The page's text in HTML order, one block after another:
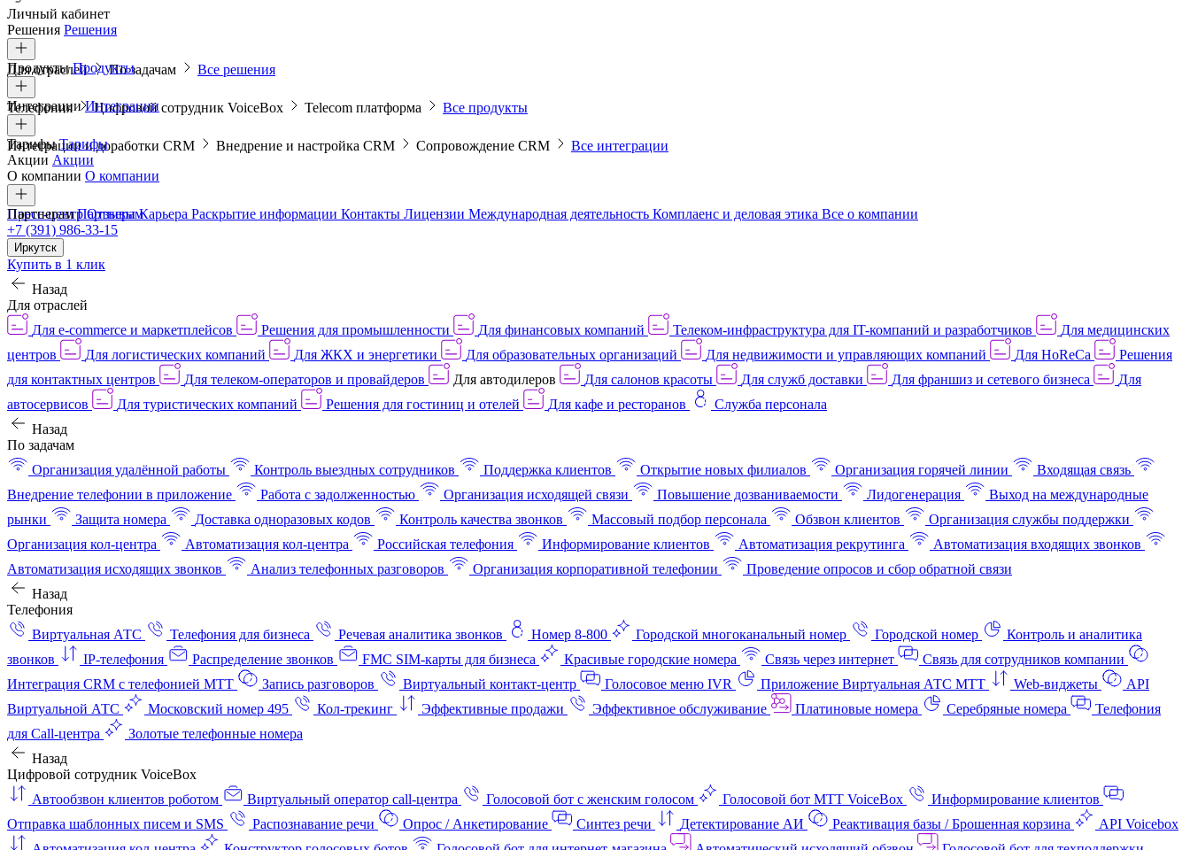
Личный кабинет
Решения Решения
Для отраслей По задачам Все решения
ПродуктыПродукты
Телефония Цифровой сотрудник VoiceBox Telecom платформа Все продукты
ИнтеграцииИнтеграции
Интеграции и доработки CRM Внедрение и настройка CRM Сопровождение CRM Все интеграции
ТарифыТарифы
Акции Акции
О компании О компании
Пресс-центрОтзывыКарьера Раскрытие информации Контакты Лицензии Международная деятельность Комплаенс и деловая этика Все о компании
ПартнерамПартнерам
+7 (391) 986-33-15
Иркутск
Купить в 1 клик
Назад
Для отраслей
Для e-commerce и маркетплейсов
Решения для промышленности Для финансовых компаний Телеком-инфраструктура для IT-компаний и разработчиков
Для медицинских
центров
Для логистических компаний Для ЖКХ и энергетики Для образовательных организаций Для недвижимости и управляющих компаний Для HoReCa
Решения
для контактных центров
Для телеком-операторов и провайдеров Для автодилеров Для салонов красоты Для служб доставки Для франшиз и сетевого бизнеса
Для
автосервисов
Для туристических компаний Решения для гостиниц и отелей Для кафе и ресторанов
Служба персонала
Назад
По задачам
Организация удалённой работы
Контроль выездных сотрудников Поддержка клиентов Открытие новых филиалов Организация горячей линии
Входящая связь
Внедрение телефонии в приложение
Работа с задолженностью Организация исходящей связи Повышение дозваниваемости Лидогенерация
Выход на международные
рынки
Защита номера Доставка одноразовых кодов Контроль качества звонков Массовый подбор персонала Обзвон клиентов
Организация службы поддержки
Организация кол-центра
Автоматизация кол-центра Российская телефония Информирование клиентов Автоматизация рекрутинга
Автоматизация входящих звонков
Автоматизация исходящих звонков
Анализ телефонных разговоров Организация корпоративной телефонии
Проведение опросов и сбор обратной связи
Назад
Телефония
Виртуальная АТС
Телефония для бизнеса Речевая аналитика звонков Номер 8-800 Городской многоканальный номер Городской номер
Контроль и аналитика
звонков
IP-телефония Распределение звонков FMC SIM-карты для бизнеса Красивые городские номера Связь через интернет
Связь для сотрудников компании
Интеграция CRM с телефонией МТТ
Запись разговоров Виртуальный контакт‑центр Голосовое меню IVR Приложение Виртуальная АТС МТТ Web-виджеты
API
Виртуальной АТС
Московский номер 495 Кол-трекинг Эффективные продажи Эффективное обслуживание Платиновые номера Серебряные номера
Телефония
для Call-центра
Золотые телефонные номера
Назад
Цифровой сотрудник VoiceBox
Автообзвон клиентов роботом
Виртуальный оператор call-центра Голосовой бот с женским голосом Голосовой бот МТТ VoiceBox
Информирование клиентов
Отправка шаблонных писем и SMS
Распознавание речи Опрос / Анкетирование Синтез речи Детектирование АИ Реактивация базы / Брошенная корзина
API Voicebox